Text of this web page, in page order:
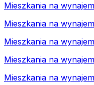
Mieszkania na
Mieszkania na
Mieszkania na
Mieszkania na
Mieszkania na